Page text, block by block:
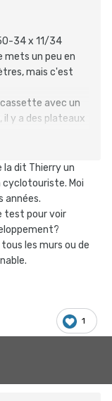
34 x 11/34
mets un peu en
mais c'est
avec un
y a des plateaux
dit Thierry un
Moi
années.
test pour voir
les murs ou de
1